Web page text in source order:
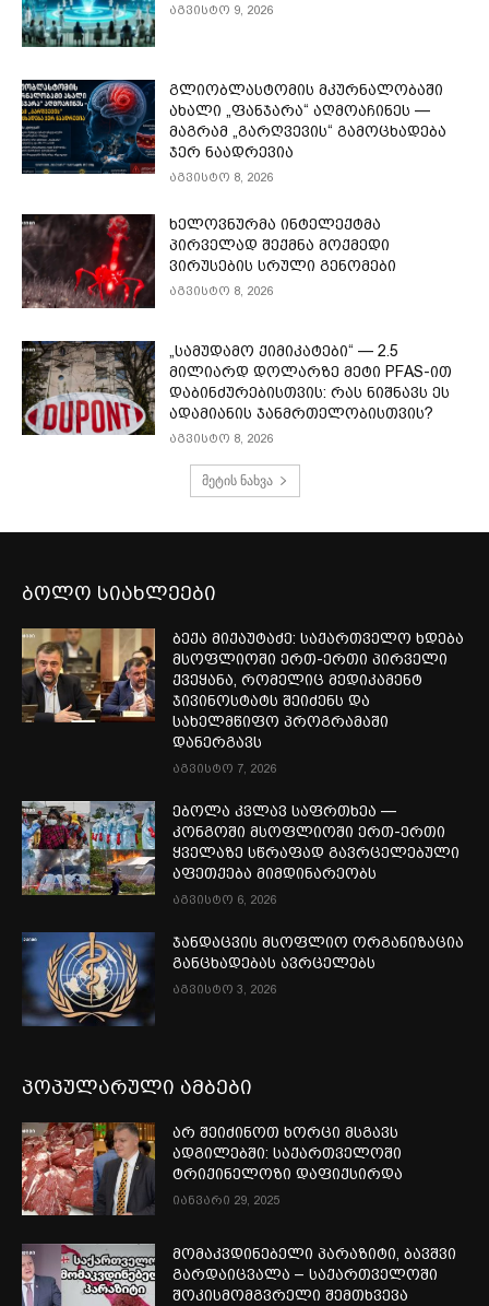
აგვისტო 9, 2026
გლიობლასტომის მკურნალობაში
ახალი „ფანჯარა“ აღმოაჩინეს —
მაგრამ „გარღვევის“ გამოცხადება
ჯერ ნაადრევია
აგვისტო 8, 2026
ხელოვნურმა ინტელექტმა
პირველად შექმნა მოქმედი
ვირუსების სრული გენომები
აგვისტო 8, 2026
„სამუდამო ქიმიკატები“ — 2.5
მილიარდ დოლარზე მეტი PFAS-ით
დაბინძურებისთვის: რას ნიშნავს ეს
ადამიანის ჯანმრთელობისთვის?
აგვისტო 8, 2026
მეტის ნახვა
ბოლო სიახლეები
ბექა მიქაუტაძე: საქართველო ხდება
მსოფლიოში ერთ-ერთი პირველი
ქვეყანა, რომელიც მედიკამენტ
ჯივინოსტატს შეიძენს და
სახელმწიფო პროგრამაში
დანერგავს
აგვისტო 7, 2026
ებოლა კვლავ საფრთხეა —
კონგოში მსოფლიოში ერთ-ერთი
ყველაზე სწრაფად გავრცელებული
აფეთქება მიმდინარეობს
აგვისტო 6, 2026
ჯანდაცვის მსოფლიო ორგანიზაცია
განცხადებას ავრცელებს
აგვისტო 3, 2026
პოპულარული ამბები
არ შეიძინოთ ხორცი მსგავს
ადგილებში: საქართველოში
ტრიქინელოზი დაფიქსირდა
იანვარი 29, 2025
მომაკვდინებელი პარაზიტი, ბავშვი
გარდაიცვალა – საქართველოში
შოკისმომგვრელი შემთხვევა